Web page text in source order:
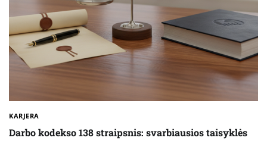
KARJERA
Darbo kodekso 138 straipsnis: svarbiausios taisyklės